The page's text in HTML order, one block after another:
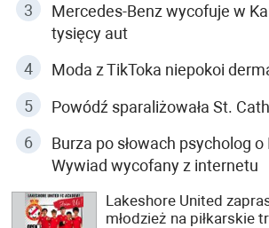
Mercedes-Benz wycofuje w
tysięcy aut
Moda z TikToka niepokoi
Powódź sparaliżowała St.
Burza po słowach psycholog
Wywiad wycofany z internetu
Lakeshore United
młodzież na piłkarskie